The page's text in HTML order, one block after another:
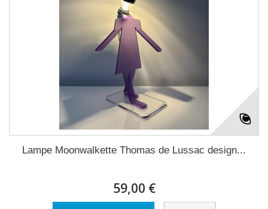
Lampe Moonwalkette Thomas de Lussac design...
59,00 €